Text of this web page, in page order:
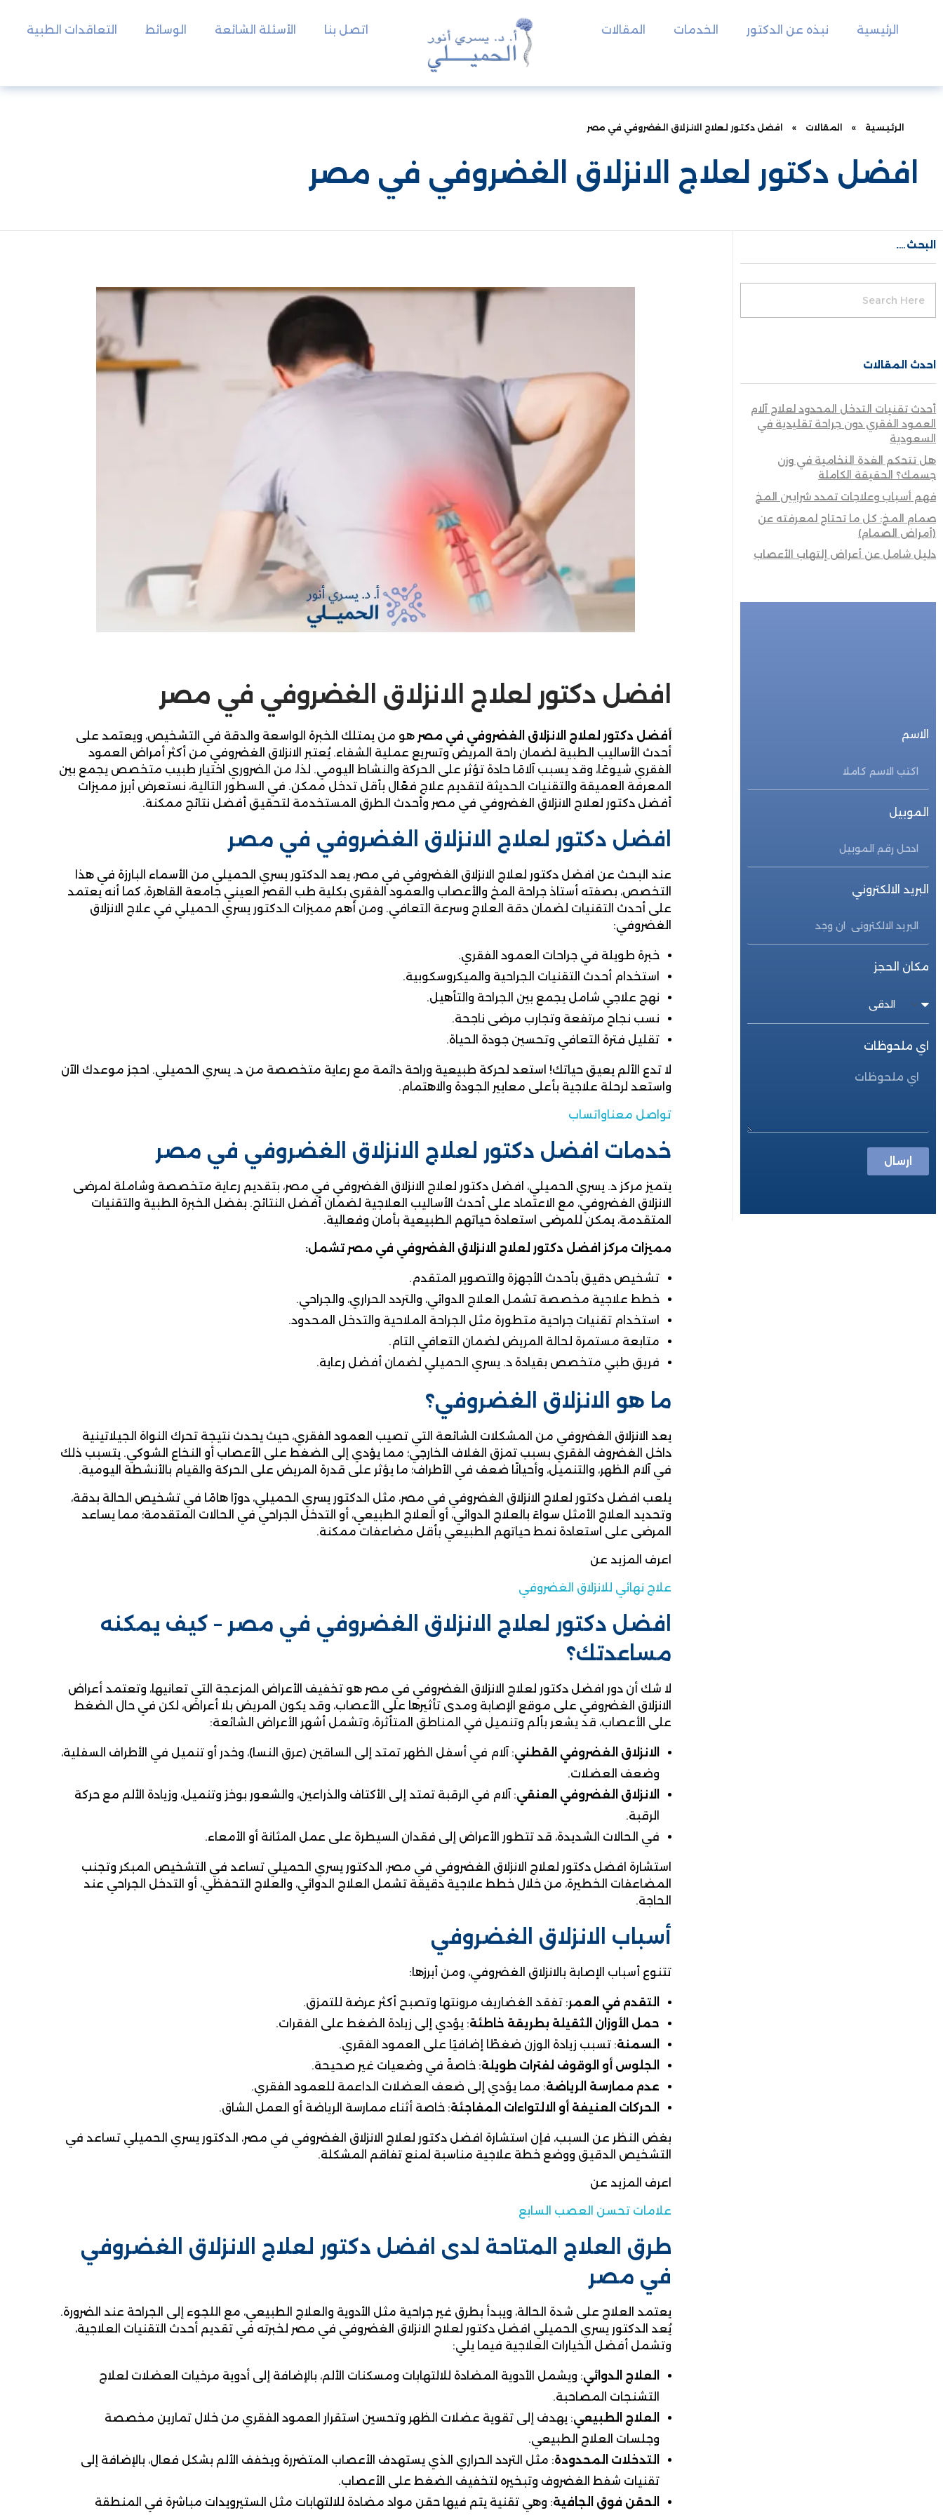
الرئيسية نبذه عن الدكتور الخدمات المقالات اتصل بنا الأسئلة الشائعة الوسائط التعاقدات الطبية
الرئيسية » المقالات » افضل دكتور لعلاج الانزلاق الغضروفي في مصر
افضل دكتور لعلاج الانزلاق الغضروفي في مصر
افضل دكتور لعلاج الانزلاق الغضروفي في مصر
أفضل دكتور لعلاج الانزلاق الغضروفي في مصر هو من يمتلك الخبرة الواسعة والدقة في التشخيص، ويعتمد على
أحدث الأساليب الطبية لضمان راحة المريض وتسريع عملية الشفاء. يُعتبر الانزلاق الغضروفي من أكثر أمراض العمود
الفقري شيوعًا، وقد يسبب آلامًا حادة تؤثر على الحركة والنشاط اليومي. لذا، من الضروري اختيار طبيب متخصص يجمع بين
المعرفة العميقة والتقنيات الحديثة لتقديم علاج فعّال بأقل تدخل ممكن. في السطور التالية، نستعرض أبرز مميزات
أفضل دكتور لعلاج الانزلاق الغضروفي في مصر وأحدث الطرق المستخدمة لتحقيق أفضل نتائج ممكنة.
افضل دكتور لعلاج الانزلاق الغضروفي في مصر
عند البحث عن افضل دكتور لعلاج الانزلاق الغضروفي في مصر، يعد الدكتور يسري الحميلي من الأسماء البارزة في هذا
التخصص، بصفته أستاذ جراحة المخ والأعصاب والعمود الفقري بكلية طب القصر العيني جامعة القاهرة، كما أنه يعتمد
على أحدث التقنيات لضمان دقة العلاج وسرعة التعافي. ومن أهم مميزات الدكتور يسري الحميلي في علاج الانزلاق
الغضروفي:
خبرة طويلة في جراحات العمود الفقري.
استخدام أحدث التقنيات الجراحية والميكروسكوبية.
نهج علاجي شامل يجمع بين الجراحة والتأهيل.
نسب نجاح مرتفعة وتجارب مرضى ناجحة.
تقليل فترة التعافي وتحسين جودة الحياة.
لا تدع الألم يعيق حياتك! استعد لحركة طبيعية وراحة دائمة مع رعاية متخصصة من د. يسري الحميلي. احجز موعدك الآن
واستعد لرحلة علاجية بأعلى معايير الجودة والاهتمام.
تواصل معنا واتساب
خدمات افضل دكتور لعلاج الانزلاق الغضروفي في مصر
يتميز مركز د. يسري الحميلي، افضل دكتور لعلاج الانزلاق الغضروفي في مصر، بتقديم رعاية متخصصة وشاملة لمرضى
الانزلاق الغضروفي، مع الاعتماد على أحدث الأساليب العلاجية لضمان أفضل النتائج. بفضل الخبرة الطبية والتقنيات
المتقدمة، يمكن للمرضى استعادة حياتهم الطبيعية بأمان وفعالية.
مميزات مركز افضل دكتور لعلاج الانزلاق الغضروفي في مصر تشمل:
تشخيص دقيق بأحدث الأجهزة والتصوير المتقدم.
خطط علاجية مخصصة تشمل العلاج الدوائي، والتردد الحراري، والجراحي.
استخدام تقنيات جراحية متطورة مثل الجراحة الملاحية والتدخل المحدود.
متابعة مستمرة لحالة المريض لضمان التعافي التام.
فريق طبي متخصص بقيادة د. يسري الحميلي لضمان أفضل رعاية.
ما هو الانزلاق الغضروفي؟
يعد الانزلاق الغضروفي من المشكلات الشائعة التي تصيب العمود الفقري، حيث يحدث نتيجة تحرك النواة الجيلاتينية
داخل الغضروف الفقري بسبب تمزق الغلاف الخارجي؛ مما يؤدي إلى الضغط على الأعصاب أو النخاع الشوكي. يتسبب ذلك
في آلام الظهر، والتنميل، وأحيانًا ضعف في الأطراف؛ ما يؤثر على قدرة المريض على الحركة والقيام بالأنشطة اليومية.
يلعب افضل دكتور لعلاج الانزلاق الغضروفي في مصر، مثل الدكتور يسري الحميلي، دورًا هامًا في تشخيص الحالة بدقة،
وتحديد العلاج الأمثل سواءً بالعلاج الدوائي، أو العلاج الطبيعي، أو التدخل الجراحي في الحالات المتقدمة؛ مما يساعد
المرضى على استعادة نمط حياتهم الطبيعي بأقل مضاعفات ممكنة.
اعرف المزيد عن
علاج نهائي للانزلاق الغضروفي
افضل دكتور لعلاج الانزلاق الغضروفي في مصر – كيف يمكنه
مساعدتك؟
لا شك أن دور افضل دكتور لعلاج الانزلاق الغضروفي في مصر هو تخفيف الأعراض المزعجة التي تعانيها، وتعتمد أعراض
الانزلاق الغضروفي على موقع الإصابة ومدى تأثيرها على الأعصاب، وقد يكون المريض بلا أعراض، لكن في حال الضغط
على الأعصاب، قد يشعر بألم وتنميل في المناطق المتأثرة، وتشمل أشهر الأعراض الشائعة:
الانزلاق الغضروفي القطني: آلام في أسفل الظهر تمتد إلى الساقين (عرق النسا)، وخدر أو تنميل في الأطراف السفلية،
وضعف العضلات.
الانزلاق الغضروفي العنقي: آلام في الرقبة تمتد إلى الأكتاف والذراعين، والشعور بوخز وتنميل، وزيادة الألم مع حركة
الرقبة.
في الحالات الشديدة، قد تتطور الأعراض إلى فقدان السيطرة على عمل المثانة أو الأمعاء.
استشارة افضل دكتور لعلاج الانزلاق الغضروفي في مصر، الدكتور يسري الحميلي تساعد في التشخيص المبكر وتجنب
المضاعفات الخطيرة، من خلال خطط علاجية دقيقة تشمل العلاج الدوائي، والعلاج التحفظي، أو التدخل الجراحي عند
الحاجة.
أسباب الانزلاق الغضروفي
تتنوع أسباب الإصابة بالانزلاق الغضروفي، ومن أبرزها:
التقدم في العمر: تفقد الغضاريف مرونتها وتصبح أكثر عرضة للتمزق.
حمل الأوزان الثقيلة بطريقة خاطئة: يؤدي إلى زيادة الضغط على الفقرات.
السمنة: تسبب زيادة الوزن ضغطًا إضافيًا على العمود الفقري.
الجلوس أو الوقوف لفترات طويلة: خاصةً في وضعيات غير صحيحة.
عدم ممارسة الرياضة: مما يؤدي إلى ضعف العضلات الداعمة للعمود الفقري.
الحركات العنيفة أو الالتواءات المفاجئة: خاصة أثناء ممارسة الرياضة أو العمل الشاق.
بغض النظر عن السبب، فإن استشارة افضل دكتور لعلاج الانزلاق الغضروفي في مصر، الدكتور يسري الحميلي تساعد في
التشخيص الدقيق ووضع خطة علاجية مناسبة لمنع تفاقم المشكلة.
اعرف المزيد عن
علامات تحسن العصب السابع
طرق العلاج المتاحة لدى افضل دكتور لعلاج الانزلاق الغضروفي
في مصر
يعتمد العلاج على شدة الحالة، ويبدأ بطرق غير جراحية مثل الأدوية والعلاج الطبيعي، مع اللجوء إلى الجراحة عند الضرورة.
يُعد الدكتور يسري الحميلي افضل دكتور لعلاج الانزلاق الغضروفي في مصر لخبرته في تقديم أحدث التقنيات العلاجية،
وتشمل أفضل الخيارات العلاجية فيما يلي:
العلاج الدوائي: ويشمل الأدوية المضادة للالتهابات ومسكنات الألم، بالإضافة إلى أدوية مرخيات العضلات لعلاج
التشنجات المصاحبة.
العلاج الطبيعي: يهدف إلى تقوية عضلات الظهر وتحسين استقرار العمود الفقري من خلال تمارين مخصصة
وجلسات العلاج الطبيعي.
التدخلات المحدودة: مثل التردد الحراري الذي يستهدف الأعصاب المتضررة ويخفف الألم بشكل فعال، بالإضافة إلى
تقنيات شفط الغضروف وتبخيره لتخفيف الضغط على الأعصاب.
الحقن فوق الجافية: وهي تقنية يتم فيها حقن مواد مضادة للالتهابات مثل الستيرويدات مباشرة في المنطقة
البحث….
احدث المقالات
أحدث تقنيات التدخل المحدود لعلاج آلام
العمود الفقري دون جراحة تقليدية في
السعودية
هل تتحكم الغدة النخامية في وزن
جسمك؟ الحقيقة الكاملة
فهم أسباب وعلاجات تمدد شرايين المخ
صمام المخ: كل ما تحتاج لمعرفته عن
(أمراض الصمام)
دليل شامل عن أعراض إلتهاب الأعصاب
الاسم
الموبيل
البريد الالكتروني
مكان الحجز
اي ملحوظات
ارسال